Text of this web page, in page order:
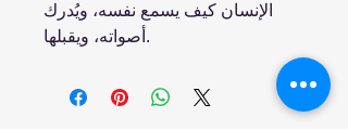
الإنسان كيف يسمع نفسه، ويُدرك
أصواته، ويقبلها.